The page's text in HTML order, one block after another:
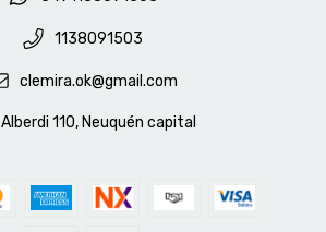
1138091503
clemira.ok@gmail.com
Alberdi 110, Neuquén capital